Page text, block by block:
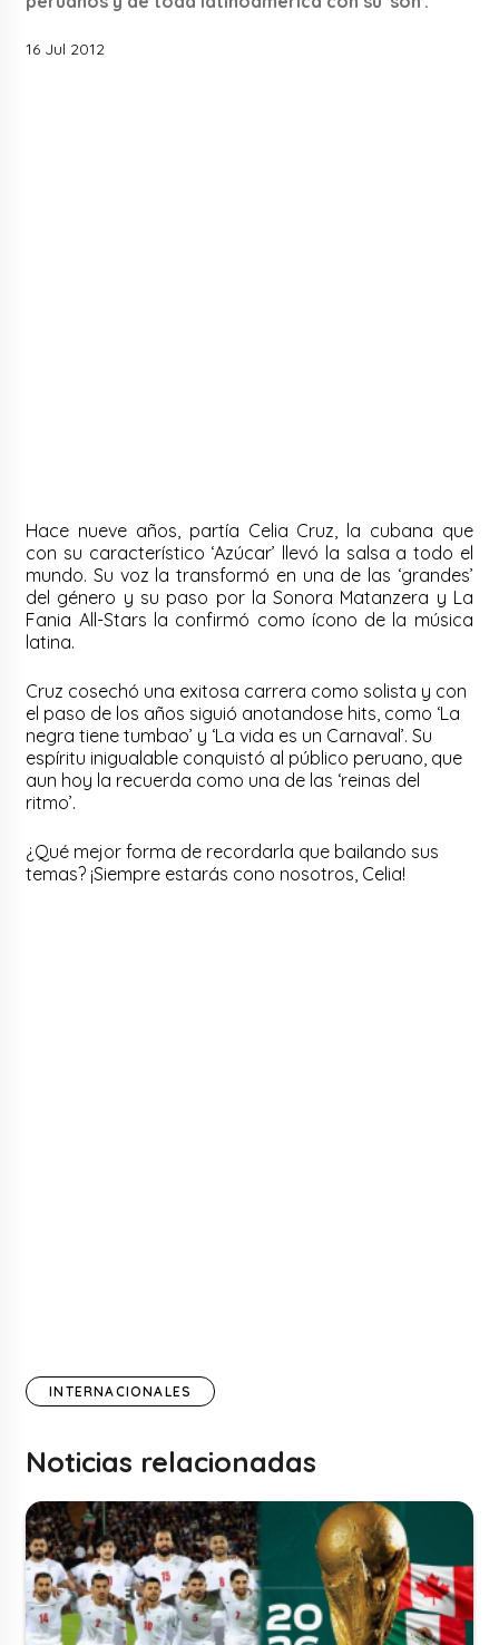
16 Jul 2012
Hace nueve años, partía Celia Cruz, la cubana que
con su característico ‘Azúcar’ llevó la salsa a todo el
mundo. Su voz la transformó en una de las ‘grandes’
del género y su paso por la Sonora Matanzera y La
Fania All-Stars la confirmó como ícono de la música
latina.
Cruz cosechó una exitosa carrera como solista y con
el paso de los años siguió anotandose hits, como ‘La
negra tiene tumbao’ y ‘La vida es un Carnaval’. Su
espíritu inigualable conquistó al público peruano, que
aun hoy la recuerda como una de las ‘reinas del
ritmo’.
¿Qué mejor forma de recordarla que bailando sus
temas? ¡Siempre estarás cono nosotros, Celia!
INTERNACIONALES
Noticias relacionadas